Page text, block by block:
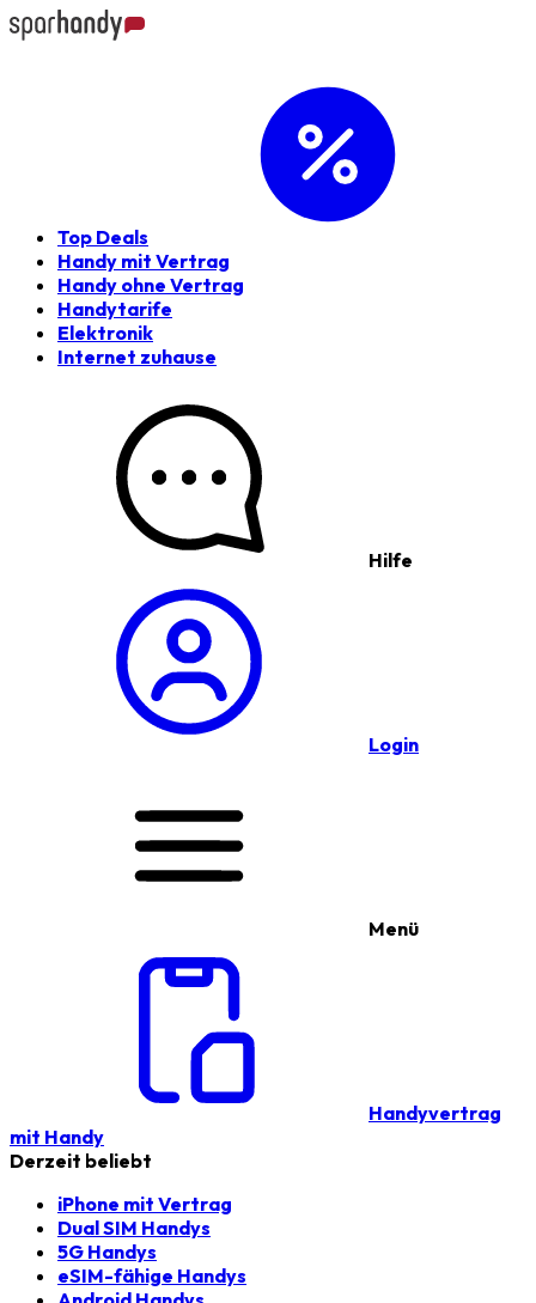
Top Deals
Handy mit Vertrag
Handy ohne Vertrag
Handytarife
Elektronik
Internet zuhause
Hilfe
Login
Menü
Handyvertrag
mit Handy
Derzeit beliebt
iPhone mit Vertrag
Dual SIM Handys
5G Handys
eSIM-fähige Handys